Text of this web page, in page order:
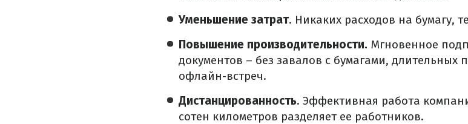
Уменьшение затрат. Никаких расходов на бумагу,
Повышение производительности. Мгновенное
документов – без завалов с бумагами, длительных
офлайн-встреч.
Дистанцированность. Эффективная работа
сотен километров разделяет ее работников.